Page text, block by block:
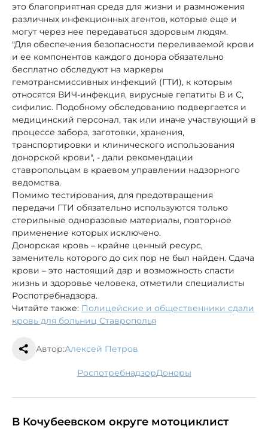
это благоприятная среда для жизни и размножения
различных инфекционных агентов, которые еще и
могут через нее передаваться здоровым людям.
"Для обеспечения безопасности переливаемой крови
и ее компонентов каждого донора обязательно
бесплатно обследуют на маркеры
гемотрансмиссивных инфекций (ГТИ), к которым
относятся ВИЧ-инфекция, вирусные гепатиты В и С,
сифилис. Подобному обследованию подвергается и
медицинский персонал, так или иначе участвующий в
процессе забора, заготовки, хранения,
транспортировки и клинического использования
донорской крови", - дали рекомендации
ставропольцам в краевом управлении надзорного
ведомства.
Помимо тестирования, для предотвращения
передачи ГТИ обязательно используются только
стерильные одноразовые материалы, повторное
применение которых исключено.
Донорская кровь – крайне ценный ресурс,
заменитель которого до сих пор не был найден. Сдача
крови – это настоящий дар и возможность спасти
жизнь и здоровье человека, отметили специалисты
Роспотребнадзора.
Читайте также: Полицейские и общественники сдали
кровь для больниц Ставрополья
Автор:Алексей Петров
Роспотребнадзор доноры
В Кочубеевском округе мотоциклист